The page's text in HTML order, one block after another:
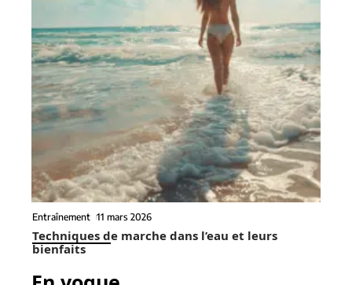
Entraînement 11 mars 2026
Techniques de marche dans l’eau et leurs
bienfaits